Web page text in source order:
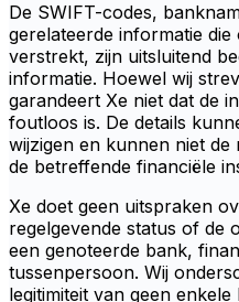
De SWIFT-codes,
gerelateerde informatie
verstrekt, zijn uitsluitend
informatie. Hoewel wij
garandeert Xe niet dat de
foutloos is. De details
wijzigen en kunnen niet de
de betreffende financiële
Xe doet geen uitspraken
regelgevende status of de
een genoteerde bank,
tussenpersoon. Wij
legitimiteit van geen